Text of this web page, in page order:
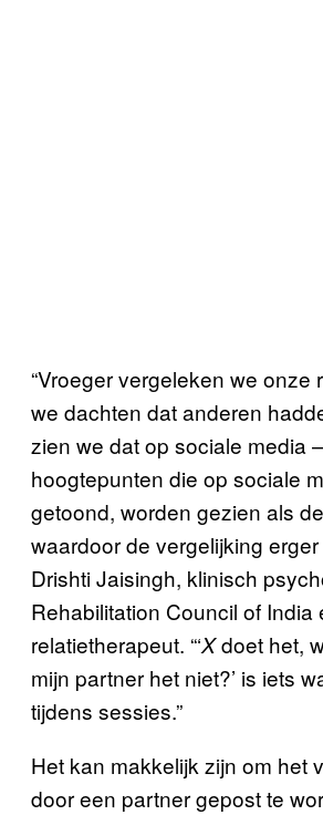
“Vroeger vergeleken we onze
we dachten dat anderen
zien we dat op sociale media
hoogtepunten die op sociale
getoond, worden gezien als
waardoor de vergelijking erger
Drishti Jaisingh, klinisch
Rehabilitation Council of India
relatietherapeut. “‘Xdoet het,
mijn partner het niet?’ is iets
tijdens sessies.”
Het kan makkelijk zijn om het
door een partner gepost te